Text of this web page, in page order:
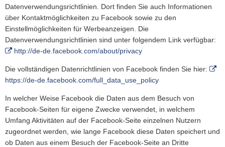
Datenverwendungsrichtlinien. Dort finden Sie auch Informationen
über Kontaktmöglichkeiten zu Facebook sowie zu den
Einstellmöglichkeiten für Werbeanzeigen. Die
Datenverwendungsrichtlinien sind unter folgendem Link verfügbar:
http://de-de.facebook.com/about/privacy
Die vollständigen Datenrichtlinien von Facebook finden Sie hier:
https://de-de.facebook.com/full_data_use_policy
In welcher Weise Facebook die Daten aus dem Besuch von
Facebook-Seiten für eigene Zwecke verwendet, in welchem
Umfang Aktivitäten auf der Facebook-Seite einzelnen Nutzern
zugeordnet werden, wie lange Facebook diese Daten speichert und
ob Daten aus einem Besuch der Facebook-Seite an Dritte